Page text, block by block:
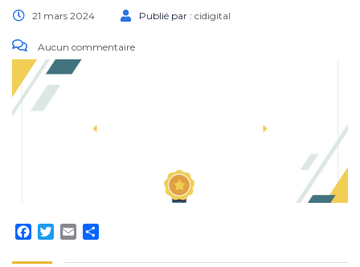
21 mars 2024 Publié par : cidigital
Aucun commentaire
Facebook
TwitterEmail